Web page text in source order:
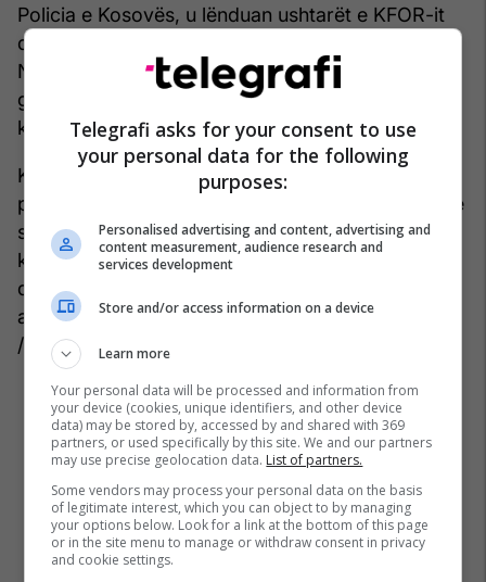
Policia e Kosovës, u lënduan ushtarët e KFOR-it
dhe gazetarët, i ka kontribuar turma e dhunshme.
Njerëz të armatosur e të dhunshëm, pjesëtarë të
grupeve kriminale të dirigjuar nga Serbia, të cilët
kanë interes pikërisht destabilizimin”, tha ai.
Kryeministri i siguroi senatorët, që është
plotësisht i angazhuar për qetësim të situatës dhe
se rruga përpara është respektimi i proceseve
kushtetuese e ligjore, dialogu dhe zbatimi i plotë
dhe i pakushtëzuar i Marrëveshjes Bazike të
arritur në Bruksel dhe aneksit të saj në Ohër.​
/Telegrafi/
Telegrafi asks for your consent to use
your personal data for the following
purposes:
Personalised advertising and content, advertising and
content measurement, audience research and
services development
Store and/or access information on a device
Learn more
Your personal data will be processed and information from
your device (cookies, unique identifiers, and other device
data) may be stored by, accessed by and shared with 369
partners, or used specifically by this site. We and our partners
may use precise geolocation data. List of partners.
Some vendors may process your personal data on the basis
of legitimate interest, which you can object to by managing
your options below. Look for a link at the bottom of this page
or in the site menu to manage or withdraw consent in privacy
and cookie settings.